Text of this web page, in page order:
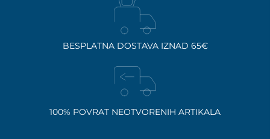
BESPLATNA DOSTAVA IZNAD 65€
100% POVRAT NEOTVORENIH ARTIKALA